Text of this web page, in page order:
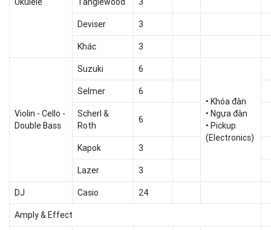
Deviser 3
Khác 3
Violin - Cello -
Double Bass
Suzuki 6
• Khóa đàn
• Ngựa đàn
• Pickup
(Electronics)
Selmer 6
Scherl &
Roth
6
Kapok 3
Lazer 3
DJ Casio 24
Amply & Effect